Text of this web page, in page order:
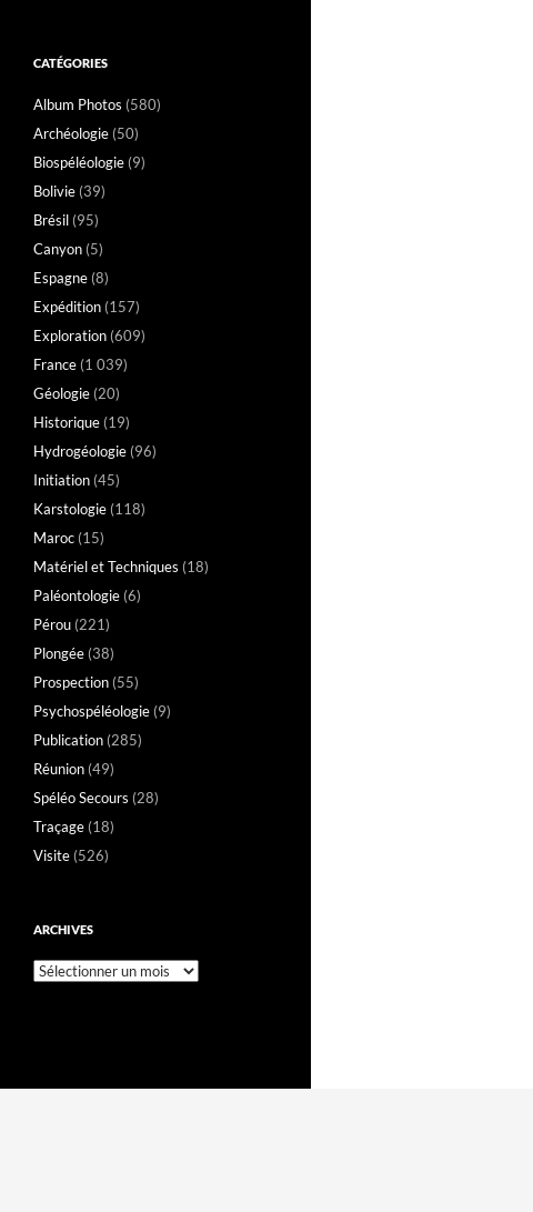
CATÉGORIES
Album Photos (580)
Archéologie (50)
Biospéléologie (9)
Bolivie (39)
Brésil (95)
Canyon (5)
Espagne (8)
Expédition (157)
Exploration (609)
France (1 039)
Géologie (20)
Historique (19)
Hydrogéologie (96)
Initiation (45)
Karstologie (118)
Maroc (15)
Matériel et Techniques (18)
Paléontologie (6)
Pérou (221)
Plongée (38)
Prospection (55)
Psychospéléologie (9)
Publication (285)
Réunion (49)
Spéléo Secours (28)
Traçage (18)
Visite (526)
ARCHIVES
Archives